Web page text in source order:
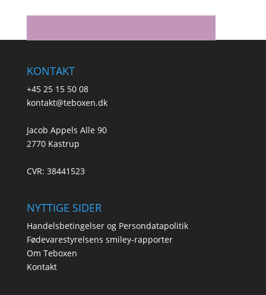
KONTAKT
+45 25 15 50 08
kontakt@teboxen.dk
Jacob Appels Alle 90
2770 Kastrup
CVR: 38441523
NYTTIGE SIDER
Handelsbetingelser og Persondatapolitik
Fødevarestyrelsens smiley-rapporter
Om Teboxen
Kontakt